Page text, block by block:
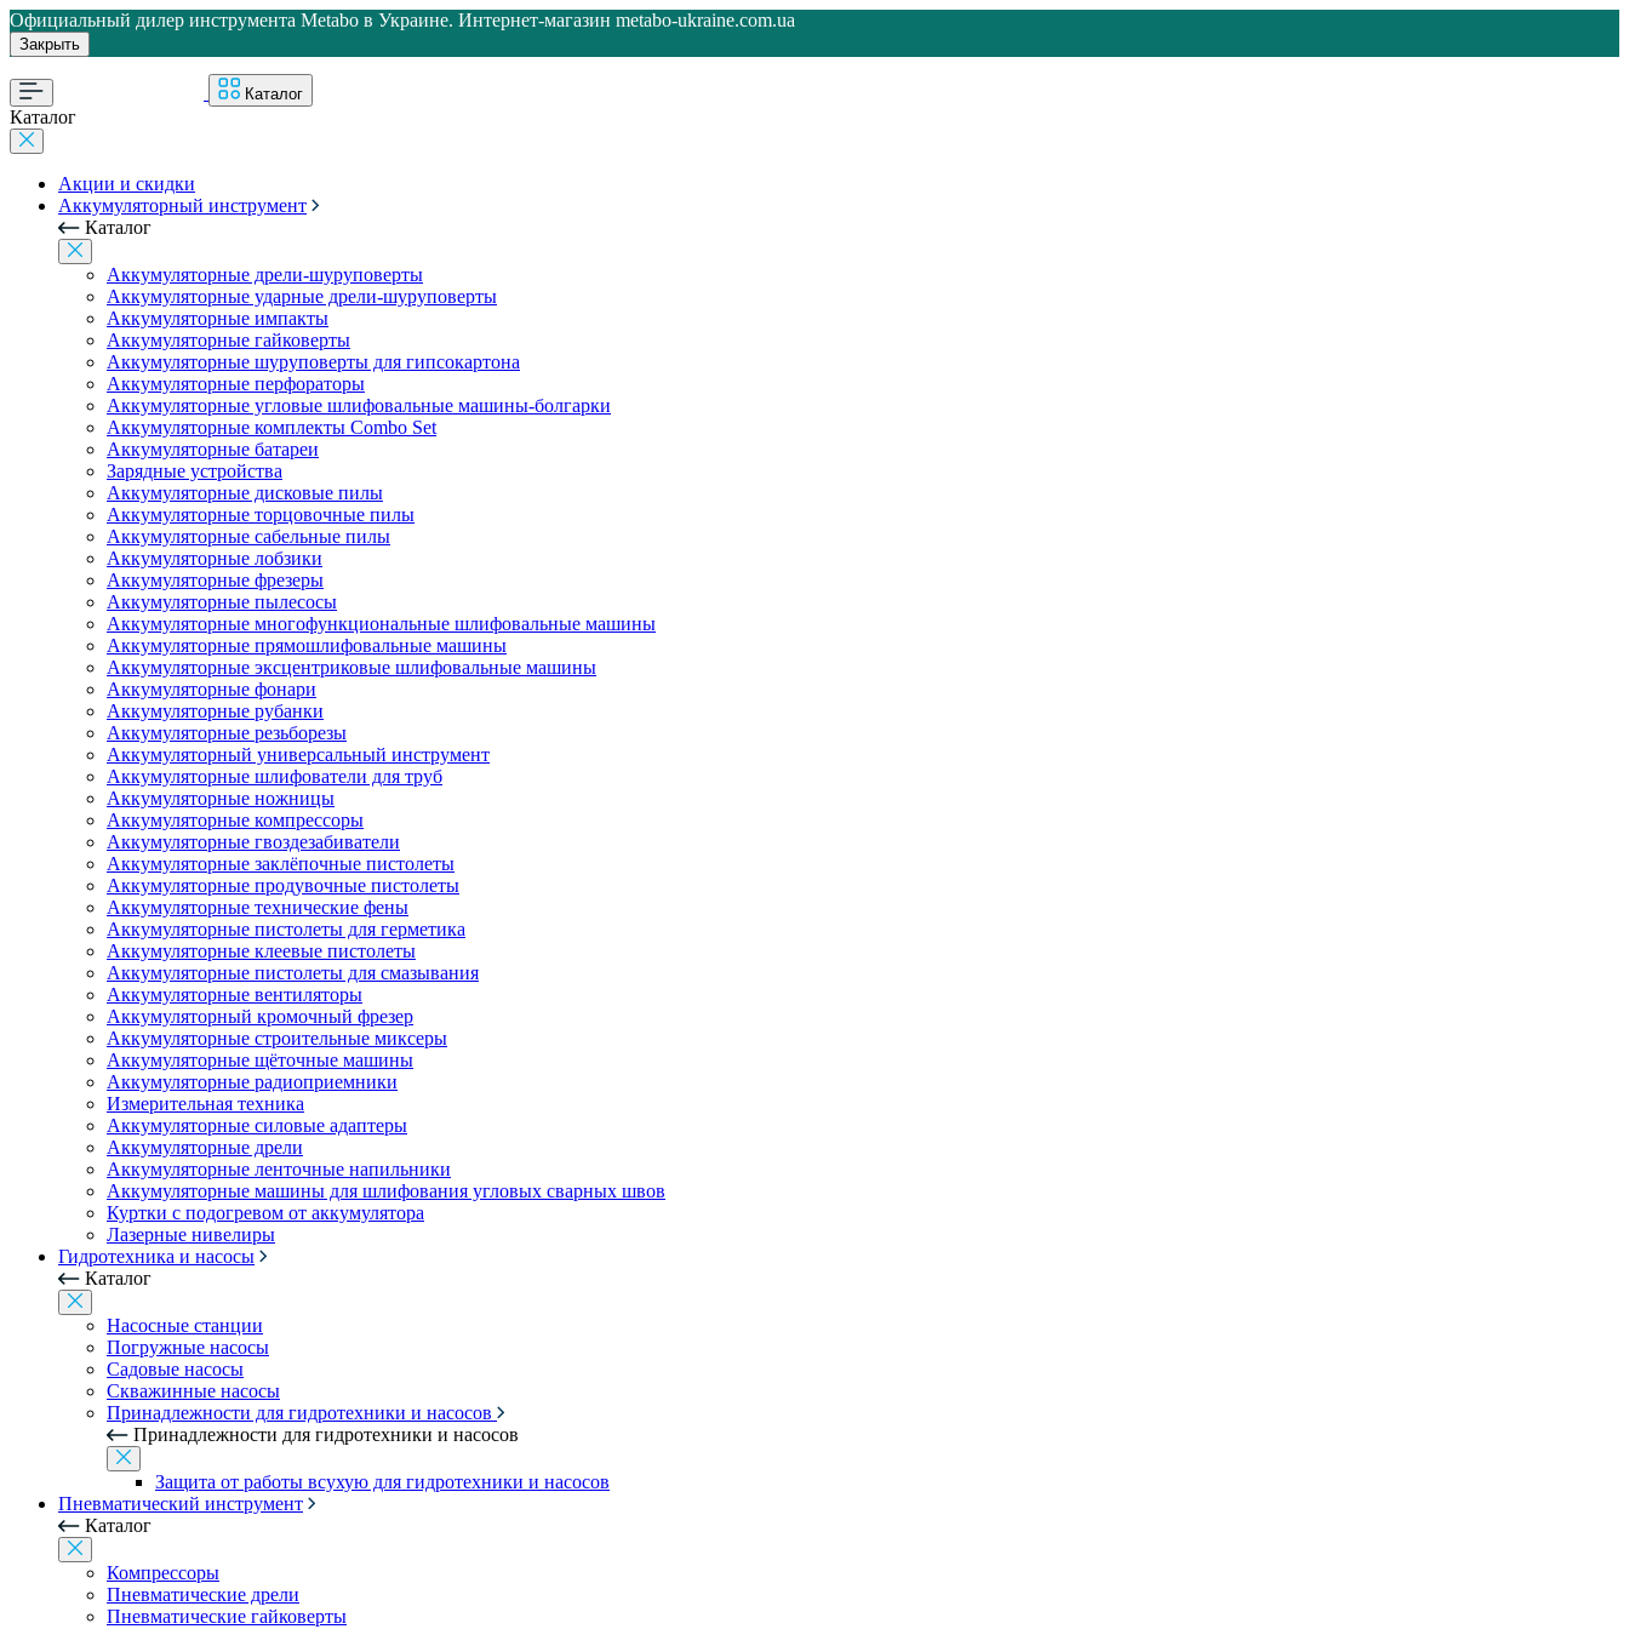
Официальный дилер инструмента Metabo в Украине. Интернет-магазин metabo-ukraine.com.ua
Закрыть
Каталог
Каталог
Акции и скидки
Аккумуляторный инструмент
Каталог
Аккумуляторные дрели-шуруповерты
Аккумуляторные ударные дрели-шуруповерты
Аккумуляторные импакты
Аккумуляторные гайковерты
Аккумуляторные шуруповерты для гипсокартона
Аккумуляторные перфораторы
Аккумуляторные угловые шлифовальные машины-болгарки
Аккумуляторные комплекты Combo Set
Аккумуляторные батареи
Зарядные устройства
Аккумуляторные дисковые пилы
Аккумуляторные торцовочные пилы
Аккумуляторные сабельные пилы
Аккумуляторные лобзики
Аккумуляторные фрезеры
Аккумуляторные пылесосы
Аккумуляторные многофункциональные шлифовальные машины
Аккумуляторные прямошлифовальные машины
Аккумуляторные эксцентриковые шлифовальные машины
Аккумуляторные фонари
Аккумуляторные рубанки
Аккумуляторные резьборезы
Аккумуляторный универсальный инструмент
Аккумуляторные шлифователи для труб
Аккумуляторные ножницы
Аккумуляторные компрессоры
Аккумуляторные гвоздезабиватели
Аккумуляторные заклёпочные пистолеты
Аккумуляторные продувочные пистолеты
Аккумуляторные технические фены
Аккумуляторные пистолеты для герметика
Аккумуляторные клеевые пистолеты
Аккумуляторные пистолеты для смазывания
Аккумуляторные вентиляторы
Аккумуляторный кромочный фрезер
Аккумуляторные строительные миксеры
Аккумуляторные щёточные машины
Аккумуляторные радиоприемники
Измерительная техника
Аккумуляторные силовые адаптеры
Аккумуляторные дрели
Аккумуляторные ленточные напильники
Аккумуляторные машины для шлифования угловых сварных швов
Куртки с подогревом от аккумулятора
Лазерные нивелиры
Гидротехника и насосы
Каталог
Насосные станции
Погружные насосы
Садовые насосы
Скважинные насосы
Принадлежности для гидротехники и насосов
Принадлежности для гидротехники и насосов
Защита от работы всухую для гидротехники и насосов
Пневматический инструмент
Каталог
Компрессоры
Пневматические дрели
Пневматические гайковерты